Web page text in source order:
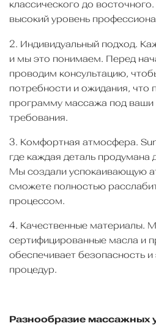
классического до
высокий уровень
2. Индивидуальный подход.
и мы это понимаем. Перед
проводим консультацию,
потребности и ожидания, что
программу массажа под ваши
требования.
3. Комфортная атмосфера.
где каждая деталь продумана
Мы создали успокаивающую
сможете полностью
процессом.
4. Качественные материалы.
сертифицированные масла и
обеспечивает безопасность
процедур.
Разнообразие массажных